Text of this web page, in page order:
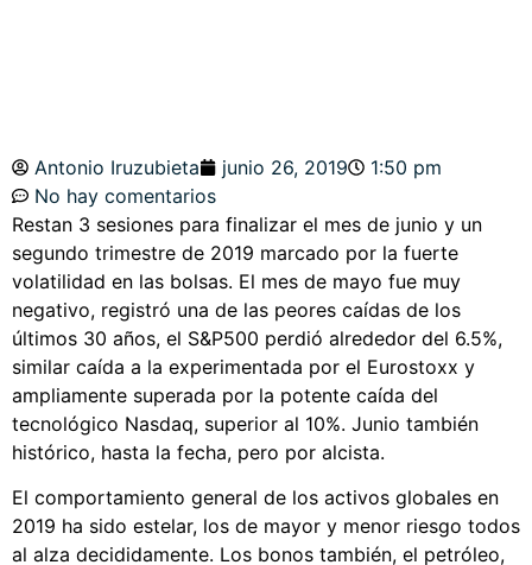
Antonio Iruzubieta junio 26, 2019
1:50 pm
No hay comentarios
Restan 3 sesiones para finalizar el mes de junio y un
segundo trimestre de 2019 marcado por la fuerte
volatilidad en las bolsas. El mes de mayo fue muy
negativo, registró una de las peores caídas de los
últimos 30 años, el S&P500 perdió alrededor del 6.5%,
similar caída a la experimentada por el Eurostoxx y
ampliamente superada por la potente caída del
tecnológico Nasdaq, superior al 10%. Junio también
histórico, hasta la fecha, pero por alcista.
El comportamiento general de los activos globales en
2019 ha sido estelar, los de mayor y menor riesgo todos
al alza decididamente. Los bonos también, el petróleo,